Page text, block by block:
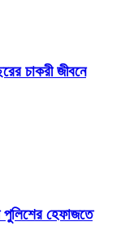
চাকরী জীবনে
হেফাজতে